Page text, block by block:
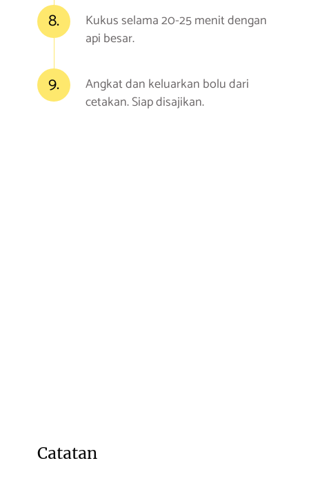
8.
Kukus selama 20-25 menit dengan
api besar.
9.
Angkat dan keluarkan bolu dari
cetakan. Siap disajikan.
Catatan